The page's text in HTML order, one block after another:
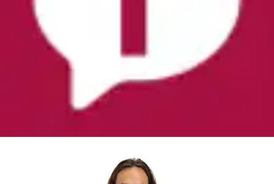
Hoodie »DC Corpo Raglan«
DC Shoes